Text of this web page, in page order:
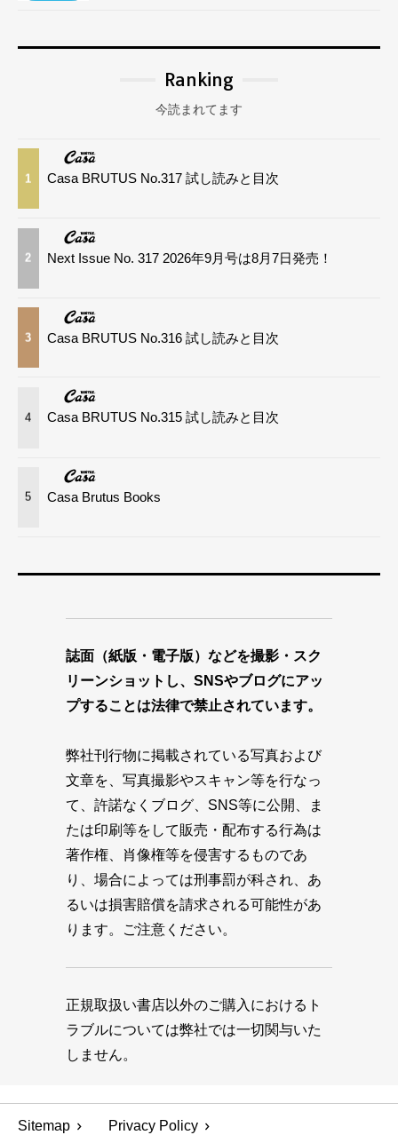
Ranking
今読まれてます
1 Casa BRUTUS No.317 試し読みと目次
2 Next Issue No. 317 2026年9月号は8月7日発売！
3 Casa BRUTUS No.316 試し読みと目次
4 Casa BRUTUS No.315 試し読みと目次
5 Casa Brutus Books
誌面（紙版・電子版）などを撮影・スク
リーンショットし、SNSやブログにアッ
プすることは法律で禁止されています。
弊社刊行物に掲載されている写真および
文章を、写真撮影やスキャン等を行なっ
て、許諾なくブログ、SNS等に公開、ま
たは印刷等をして販売・配布する行為は
著作権、肖像権等を侵害するものであ
り、場合によっては刑事罰が科され、あ
るいは損害賠償を請求される可能性があ
ります。ご注意ください。
正規取扱い書店以外のご購入におけるト
ラブルについては弊社では一切関与いた
しません。
Sitemap Privacy Policy